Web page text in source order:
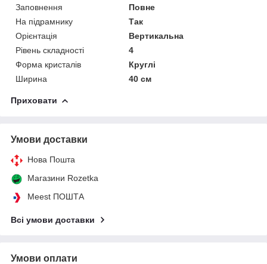
Заповнення
Повне
На підрамнику
Так
Орієнтація
Вертикальна
Рівень складності
4
Форма кристалів
Круглі
Ширина
40 см
Приховати
Умови доставки
Нова Пошта
Магазини Rozetka
Meest ПОШТА
Всі умови доставки
Умови оплати